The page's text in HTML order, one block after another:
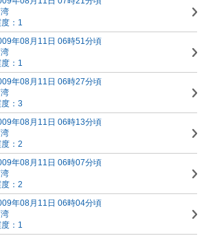
：1
年08月11日 06時51分頃
：1
年08月11日 06時27分頃
：3
年08月11日 06時13分頃
：2
年08月11日 06時07分頃
：2
年08月11日 06時04分頃
：1